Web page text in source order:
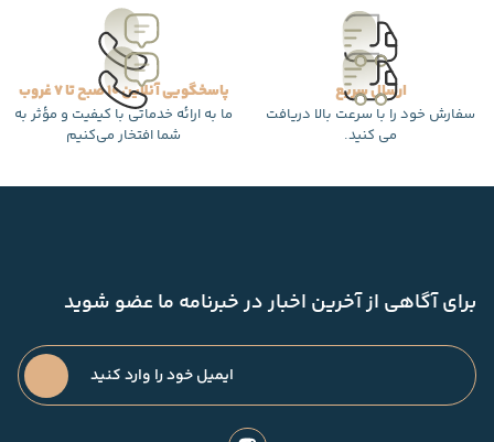
ارسال سریع
سفارش خود را با سرعت بالا دریافت
می کنید.
پاسخگویی آنلاین 10 صبح تا 7 غروب
ما به ارائه خدماتی با کیفیت و مؤثر به
شما افتخار می‌کنیم
برای آگاهی از آخرین اخبار در خبرنامه ما عضو شوید